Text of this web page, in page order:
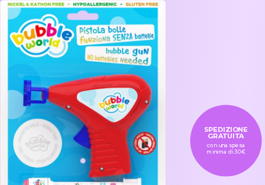
SPEDIZIONE
GRATUITA
con una spesa
minima di 30€